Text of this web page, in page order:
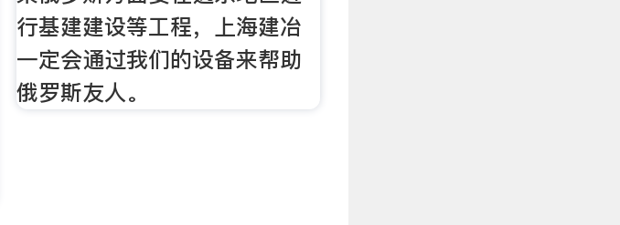
行基建建设等工程，上海建冶
一定会通过我们的设备来帮助
俄罗斯友人。